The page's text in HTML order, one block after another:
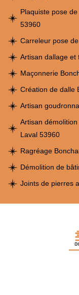
Plaquiste pose
53960
Carreleur pose
Artisan dallage et
Maçonnerie
Création de dalle
Artisan
Artisan
Laval 53960
Ragréage
Démolition de
Joints de pierres